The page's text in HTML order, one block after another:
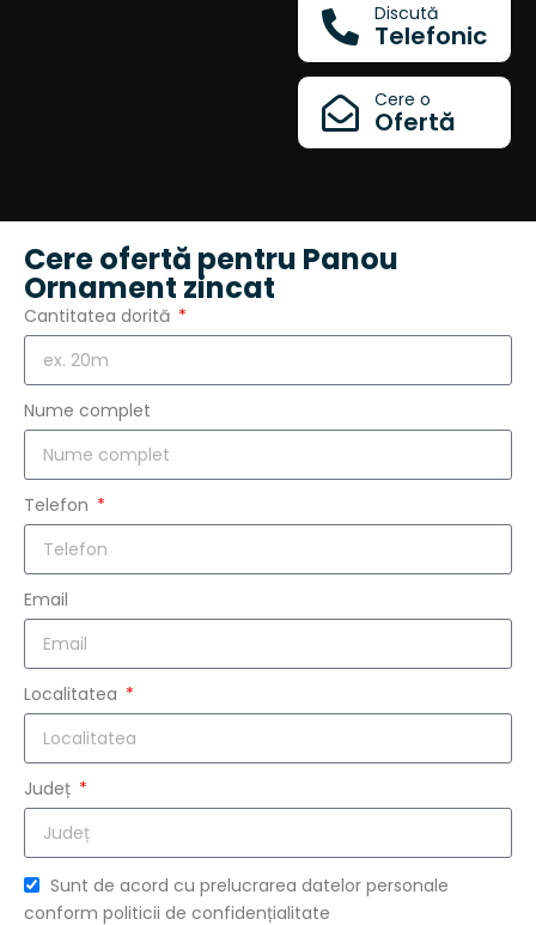
Discută
Telefonic
Cere o
Ofertă
Cere ofertă pentru Panou
Ornament zincat
Cantitatea dorită
Nume complet
Telefon
Email
Localitatea
Județ
Sunt de acord cu prelucrarea datelor personale
conform politicii de confidențialitate